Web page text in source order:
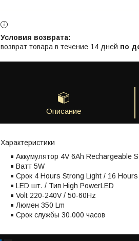
возврат товара в течение 14 дней по
Описание
Характеристики
Aккумулятор 4V 6Ah Rechargeable
Bатт 5W
Cрок 4 Hours Strong Light / 16
LED шт. / Тип High PowerLED
Volt 220-240V / 50-60Hz
Люмен 350 Lm
Срок службы 30.000 часов